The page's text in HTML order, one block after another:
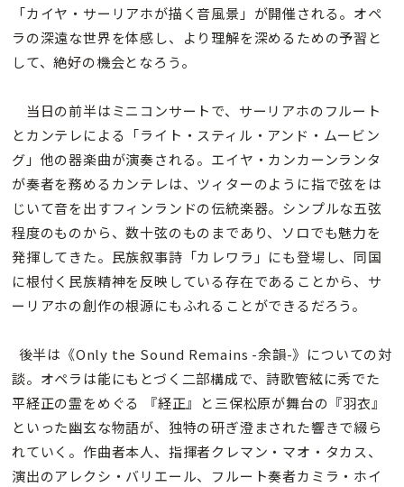
「カイヤ・サーリアホが描く音風景」が開催される。オペ
ラの深遠な世界を体感し、より理解を深めるための予習と
して、絶好の機会となろう。
当日の前半はミニコンサートで、サーリアホのフルート
とカンテレによる「ライト・スティル・アンド・ムービン
グ」他の器楽曲が演奏される。エイヤ・カンカーンランタ
が奏者を務めるカンテレは、ツィターのように指で弦をは
じいて音を出すフィンランドの伝統楽器。シンプルな五弦
程度のものから、数十弦のものまであり、ソロでも魅力を
発揮してきた。民族叙事詩「カレワラ」にも登場し、同国
に根付く民族精神を反映している存在であることから、サ
ーリアホの創作の根源にもふれることができるだろう。
後半は《Only the Sound Remains -余韻-》についての対
談。オペラは能にもとづく二部構成で、詩歌管絃に秀でた
平経正の霊をめぐる 『経正』と三保松原が舞台の『羽衣』
といった幽玄な物語が、独特の研ぎ澄まされた響きで綴ら
れていく。作曲者本人、指揮者クレマン・マオ・タカス、
演出のアレクシ・バリエール、フルート奏者カミラ・ホイ